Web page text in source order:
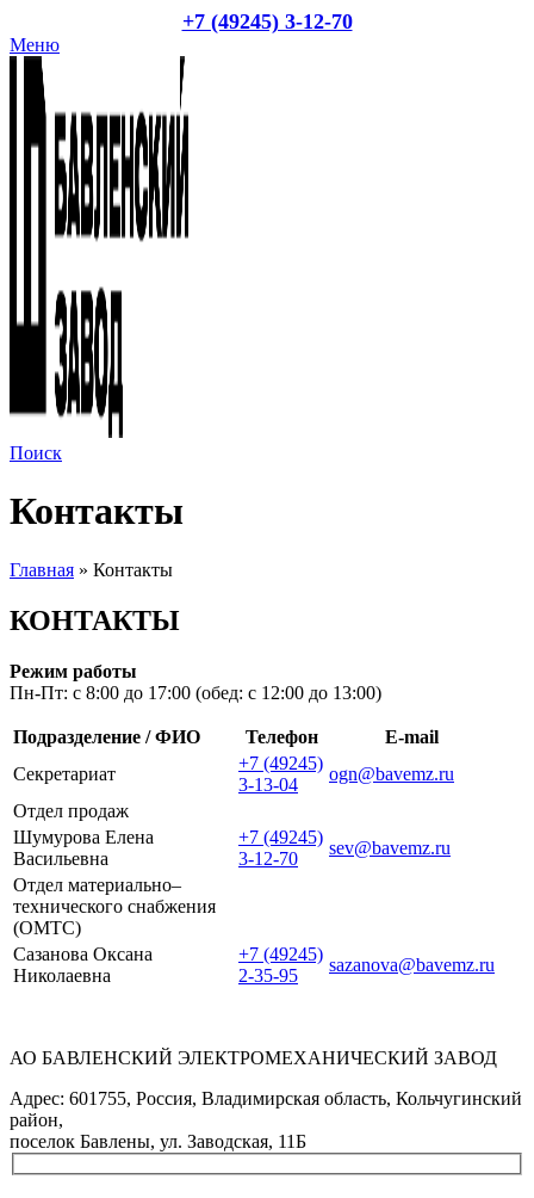
+7 (49245) 3-12-70
Меню
Поиск
Контакты
Главная » Контакты
КОНТАКТЫ
Режим работы
Пн-Пт: с 8:00 до 17:00 (обед: с 12:00 до 13:00)
Подразделение / ФИО Телефон
E-mail
Секретариат
+7 (49245)
3-13-04
ogn@bavemz.ru
Отдел продаж
Шумурова Елена
Васильевна
+7 (49245)
3-12-70
sev@bavemz.ru
Отдел материально–
технического снабжения
(ОМТС)
Сазанова Оксана
Николаевна
+7 (49245)
2-35-95
sazanova@bavemz.ru
АО БАВЛЕНСКИЙ ЭЛЕКТРОМЕХАНИЧЕСКИЙ ЗАВОД
Адрес: 601755, Россия, Владимирская область, Кольчугинский
район,
поселок Бавлены, ул. Заводская, 11Б